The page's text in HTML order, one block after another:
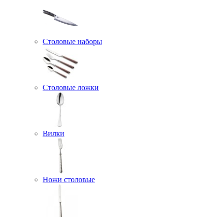
Столовые наборы
Столовые ложки
Вилки
Ножи столовые